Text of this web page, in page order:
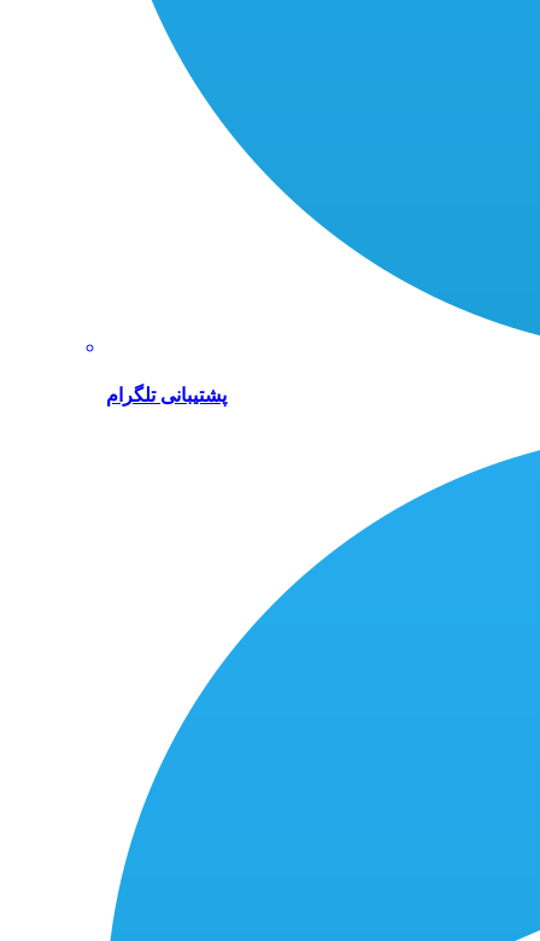
پشتیبانی تلگرام